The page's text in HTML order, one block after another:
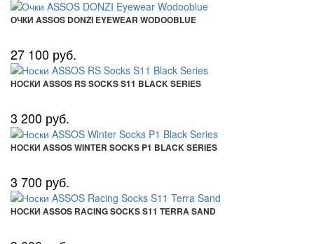
ОЧКИ ASSOS DONZI EYEWEAR WODOOBLUE
27 100 руб.
НОСКИ ASSOS RS SOCKS S11 BLACK SERIES
3 200 руб.
НОСКИ ASSOS WINTER SOCKS P1 BLACK SERIES
3 700 руб.
НОСКИ ASSOS RACING SOCKS S11 TERRA SAND